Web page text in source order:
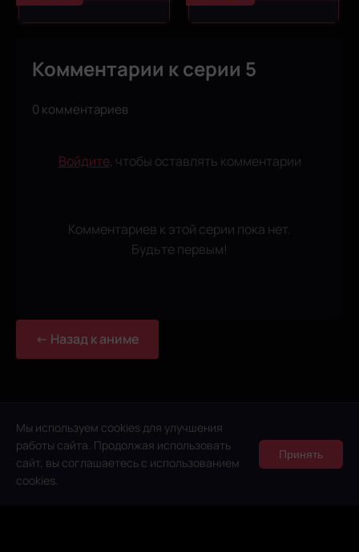
Мы используем cookies для улучшения
работы сайта. Продолжая использовать
сайт, вы соглашаетесь с использованием
cookies.
Принять
Комментарии к серии 5
0 комментариев
Войдите, чтобы оставлять комментарии
Комментариев к этой серии пока нет.
Будьте первым!
← Назад к аниме
© 2026 Anidub Online Lite. Все права защищены.